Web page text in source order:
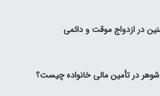
در ازدواج موقت و دائمی
در تأمین مالی خانواده چیست؟